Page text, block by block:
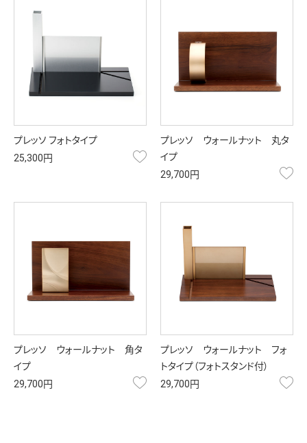
プレッソ フォトタイプ
25,300円
お気に入り
プレッソ ウォールナット 丸タ
イプ
29,700円
プレッソ ウォールナット 角タ
イプ
29,700円
お気に入り
プレッソ ウォールナット フォ
トタイプ（フォトスタンド付）
29,700円